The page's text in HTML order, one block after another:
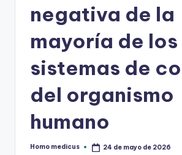
negativa de la
mayoría de los
sistemas de
del organismo
humano
Publicado
Homo medicus 24 de mayo de 2026